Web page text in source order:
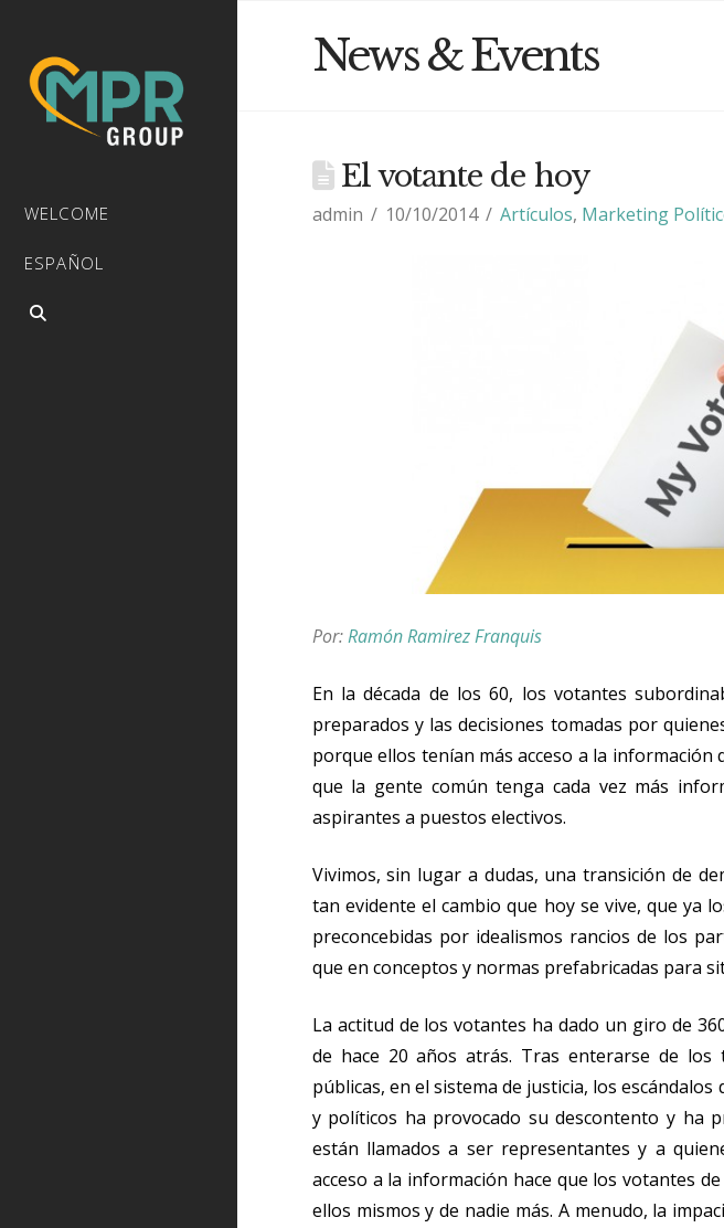
WELCOME
ESPAÑOL
News & Events
El votante de hoy
admin 10/10/2014 Artículos, Marketing
Por:Ramón Ramirez Franquis
En la década de los 60, los votantes
preparados y las decisiones tomadas por
porque ellos tenían más acceso a la información
que la gente común tenga cada vez más
aspirantes a puestos electivos.
Vivimos, sin lugar a dudas, una transición de
tan evidente el cambio que hoy se vive, que ya
preconcebidas por idealismos rancios de los
que en conceptos y normas prefabricadas para
La actitud de los votantes ha dado un giro de
de hace 20 años atrás. Tras enterarse de
públicas, en el sistema de justicia, los
y políticos ha provocado su descontento y ha
están llamados a ser representantes y a
acceso a la información hace que los votantes
ellos mismos y de nadie más. A menudo, la